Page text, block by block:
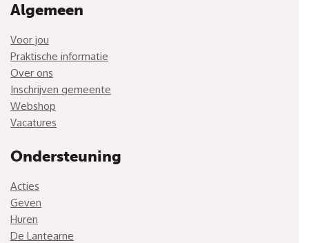
Algemeen
Voor jou
Praktische informatie
Over ons
Inschrijven gemeente
Webshop
Vacatures
Ondersteuning
Acties
Geven
Huren
De Lantearne